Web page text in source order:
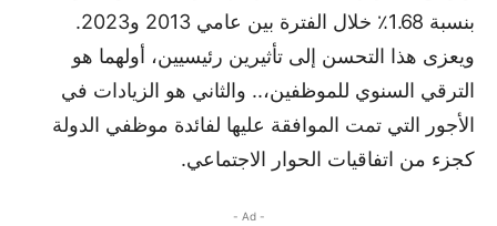
بنسبة 1.68٪ خلال الفترة بين عامي 2013 و2023.
ويعزى هذا التحسن إلى تأثيرين رئيسيين، أولهما هو
الترقي السنوي للموظفين،.. والثاني هو الزيادات في
الأجور التي تمت الموافقة عليها لفائدة موظفي الدولة
كجزء من اتفاقيات الحوار الاجتماعي.
- Ad -